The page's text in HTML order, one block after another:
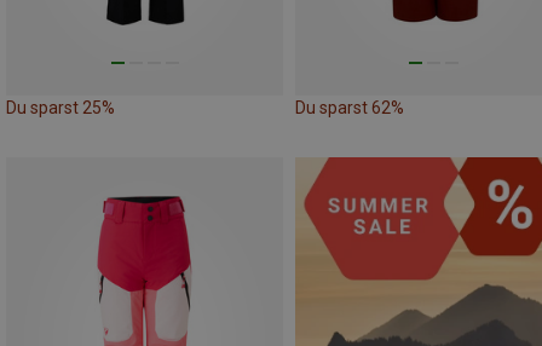
Du sparst 25% Du sparst 62%